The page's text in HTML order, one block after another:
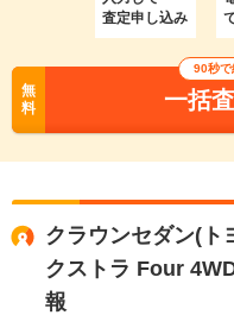
査定申し込み
無
料
90秒で
一括
クラウンセダン(ト
クストラ Four
報